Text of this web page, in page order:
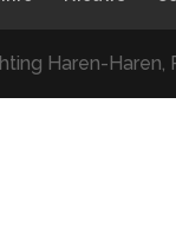
Haren-Haren,